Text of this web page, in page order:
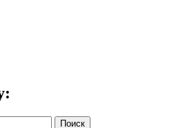
ПОЛИТИЧЕСКОЕ
КРАЯ.